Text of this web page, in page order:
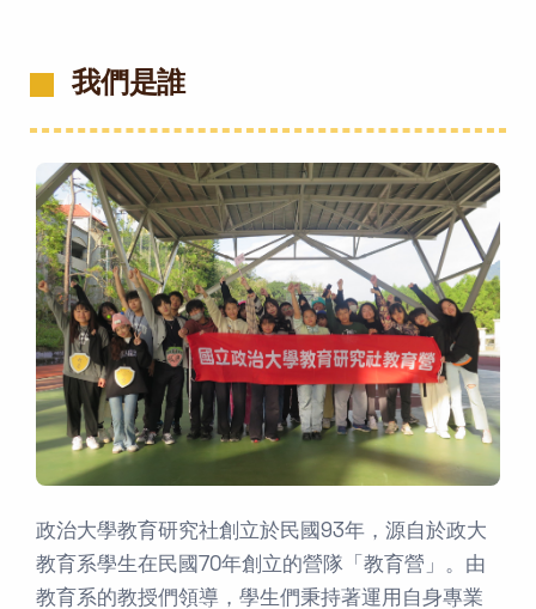
我們是誰
政治大學教育研究社創立於民國93年，源自於政大
教育系學生在民國70年創立的營隊「教育營」。由
教育系的教授們領導，學生們秉持著運用自身專業